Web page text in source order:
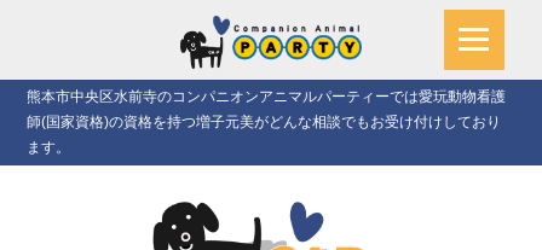
熊本市中央区水前寺のコンパニオンアニマルパーティーでは愛玩動物看護
師(国家資格)の資格を持つ増子元美がどんな相談でもお受け付けしており
ます。